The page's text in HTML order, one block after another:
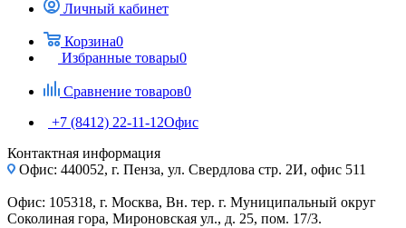
Личный кабинет
Корзина0
Избранные товары0
Сравнение товаров0
+7 (8412) 22-11-12Офис
Контактная информация
Офис: 440052, г. Пенза, ул. Свердлова стр. 2И, офис 511
Офис: 105318, г. Москва, Вн. тер. г. Муниципальный округ
Соколиная гора, Мироновская ул., д. 25, пом. 17/3.